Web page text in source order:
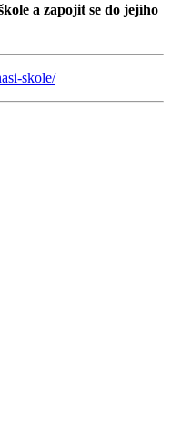
a zapojit se do jejího
skole/